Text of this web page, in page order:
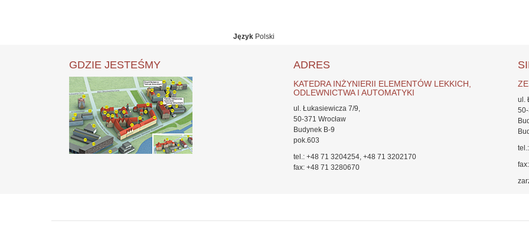
JęzykPolski
GDZIE JESTEŚMY ADRES
KATEDRA INŻYNIERII ELEMENTÓW LEKKICH,
ODLEWNICTWA I AUTOMATYKI
ul. Łukasiewicza 7/9,
50-371 Wrocław
Budynek B-9
pok.603
tel.: +48 71 3204254, +48 71 3202170
fax: +48 71 3280670
ul.